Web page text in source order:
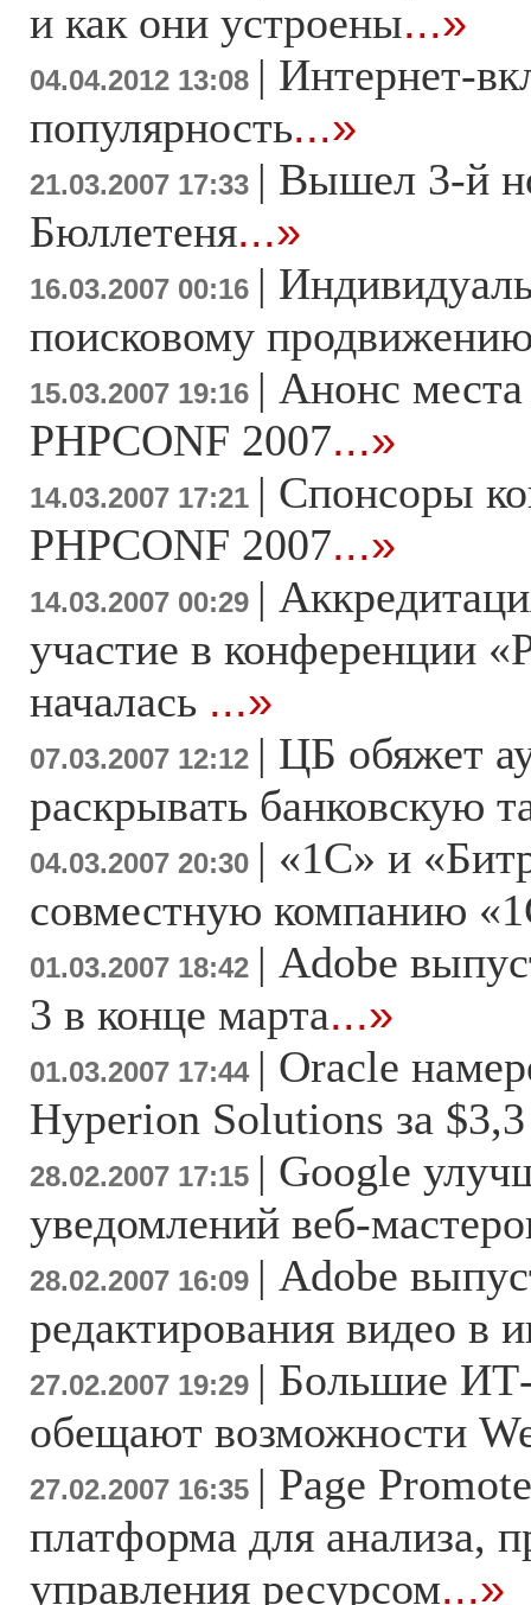
и как они устроены...»
04.04.2012 13:08 | Интернет-
популярность...»
21.03.2007 17:33 | Вышел 3-й
Бюллетеня...»
16.03.2007 00:16 |
поисковому
15.03.2007 19:16 | Анонс
PHPCONF 2007...»
14.03.2007 17:21 | Спонсоры
PHPCONF 2007...»
14.03.2007 00:29 |
участие в конференции
началась ...»
07.03.2007 12:12 | ЦБ обяжет
раскрывать банковскую
04.03.2007 20:30 | «1С» и
совместную компанию
01.03.2007 18:42 | Adobe
3 в конце марта...»
01.03.2007 17:44 | Oracle
Hyperion Solutions за
28.02.2007 17:15 | Google
уведомлений веб-
28.02.2007 16:09 | Adobe
редактирования видео в
27.02.2007 19:29 | Большие
обещают возможности
27.02.2007 16:35 | Page
платформа для анализа,
управления ресурсом...»